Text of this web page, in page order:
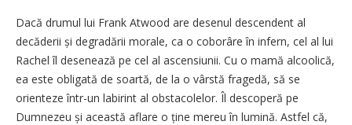
Dacă drumul lui Frank Atwood are desenul descendent al
decăderii și degradării morale, ca o coborâre în infern, cel al lui
Rachel îl dese­nează pe cel al ascensiunii. Cu o mamă alcoolică,
ea este obligată de soartă, de la o vârstă fragedă, să se
orienteze într-un labirint al obstacolelor. Îl descoperă pe
Dumnezeu și această aflare o ține mereu în lumină. Astfel că,